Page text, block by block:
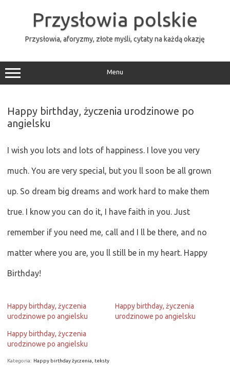
Przysłowia polskie
Przysłowia, aforyzmy, złote myśli, cytaty na każdą okazję
Menu
Happy birthday, życzenia urodzinowe po
angielsku
I wish you lots and lots of happiness. I love you very
much. You are very special, but you ll soon be all grown
up. So dream big dreams and work hard to make them
true. I know you can do it, I have faith in you. Just
remember if you need me, call and I ll be there, and no
matter where you are, you ll still be in my heart. Happy
Birthday!
Happy birthday, życzenia
urodzinowe po angielsku
Happy birthday, życzenia
urodzinowe po angielsku
Happy birthday, życzenia
urodzinowe po angielsku
Kategoria: Happy birthday życzenia, teksty